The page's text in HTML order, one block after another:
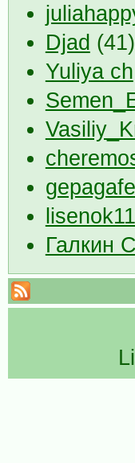
Djad (41)
Yuliya ch
gepagafe
Галкин